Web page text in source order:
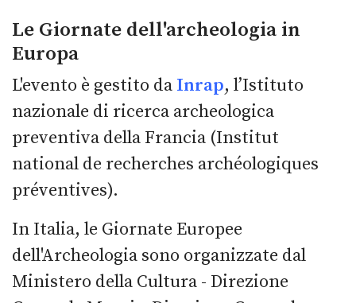
Le Giornate dell'archeologia in
Europa
L'evento è gestito da Inrap, l’Istituto
nazionale di ricerca archeologica
preventiva della Francia (Institut
national de recherches archéologiques
préventives).
In Italia, le Giornate Europee
dell'Archeologia sono organizzate dal
Ministero della Cultura - Direzione